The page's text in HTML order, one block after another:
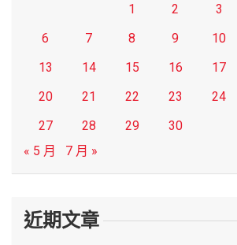
1
2 3
6
7 8 9 10
13
14 15 16 17
20
21 22 23 24
27
28 29
30
« 5 月
7 月 »
近期文章